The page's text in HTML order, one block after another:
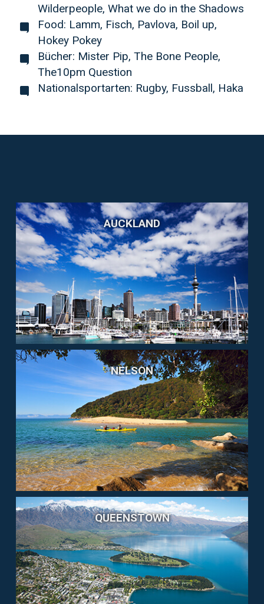
Wilderpeople, What we do in the Shadows
Food: Lamm, Fisch, Pavlova, Boil up,
Hokey Pokey
Bücher: Mister Pip, The Bone People,
The10pm Question
Nationalsportarten: Rugby, Fussball, Haka
AUCKLAND
NELSON
QUEENSTOWN